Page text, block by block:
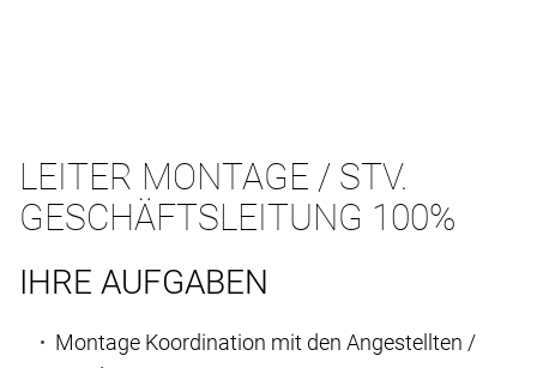
LEITER MONTAGE / STV.
GESCHÄFTSLEITUNG 100%
IHRE AUFGABEN
Montage Koordination mit den Angestellten /